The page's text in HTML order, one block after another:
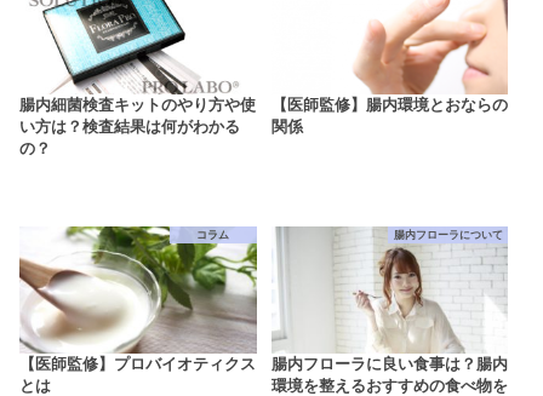
腸内細菌検査キットのやり方や使
い方は？検査結果は何がわかる
の？
【医師監修】腸内環境とおならの
関係
コラム
【医師監修】プロバイオティクス
とは
腸内フローラについて
腸内フローラに良い食事は？腸内
環境を整えるおすすめの食べ物を